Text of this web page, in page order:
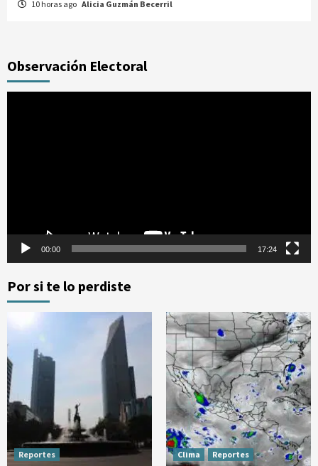
10 horas ago Alicia Guzmán Becerril
Observación Electoral
00:00 17:24
Por si te lo perdiste
Reportes Clima Reportes